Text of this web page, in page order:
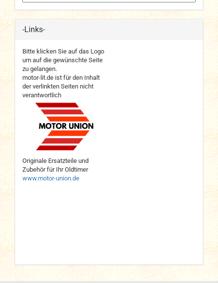
-Links-
Bitte klicken Sie auf das Logo
um auf die gewünschte Seite
zu gelangen.
motor-lit.de ist für den Inhalt
der verlinkten Seiten nicht
verantwortlich
Originale Ersatzteile und
Zubehör für Ihr Oldtimer
www.motor-union.de